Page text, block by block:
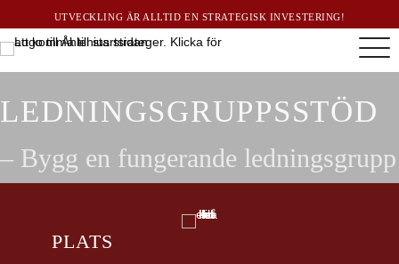
UTVECKLING ÄR ALLTID EN STRATEGISK INVESTERING!
LEDNINGSGRUPPS­STÖD
– Bygg en fungerande ledningsgrupp
PLATS